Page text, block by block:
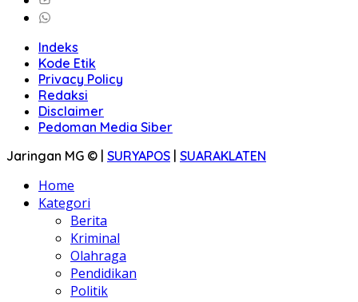
Indeks
Kode Etik
Privacy Policy
Redaksi
Disclaimer
Pedoman Media Siber
Jaringan MG © | SURYAPOS | SUARAKLATEN
Home
Kategori
Berita
Kriminal
Olahraga
Pendidikan
Politik